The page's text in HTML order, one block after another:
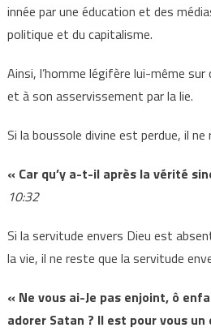
innée par une éducation et des
politique et du capitalisme.
Ainsi, l’homme légifère lui-même
et à son asservissement par la lie.
Si la boussole divine est perdue, il
« Car qu’y a-t-il après la vérité
10:32
Si la servitude envers Dieu est
la vie, il ne reste que la servitude
« Ne vous ai-Je pas enjoint, ô
adorer Satan ? Il est pour vous